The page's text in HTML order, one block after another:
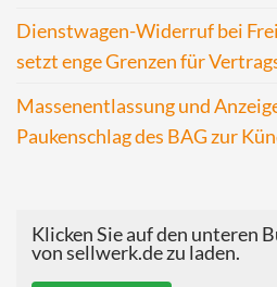
Dienstwagen-Widerruf bei
setzt enge Grenzen für
Massenentlassung und
Paukenschlag des BAG zur
Klicken Sie auf den unteren
von sellwerk.de zu laden.